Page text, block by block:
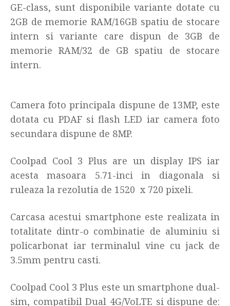
GE-class, sunt disponibile variante dotate cu
2GB de memorie RAM/16GB spatiu de stocare
intern si variante care dispun de 3GB de
memorie RAM/32 de GB spatiu de stocare
intern.
Camera foto principala dispune de 13MP, este
dotata cu PDAF si flash LED iar camera foto
secundara dispune de 8MP.
Coolpad Cool 3 Plus are un display IPS iar
acesta masoara 5.71-inci in diagonala si
ruleaza la rezolutia de 1520 x 720 pixeli.
Carcasa acestui smartphone este realizata in
totalitate dintr-o combinatie de aluminiu si
policarbonat iar terminalul vine cu jack de
3.5mm pentru casti.
Coolpad Cool 3 Plus este un smartphone dual-
sim, compatibil Dual 4G/VoLTE si dispune de: